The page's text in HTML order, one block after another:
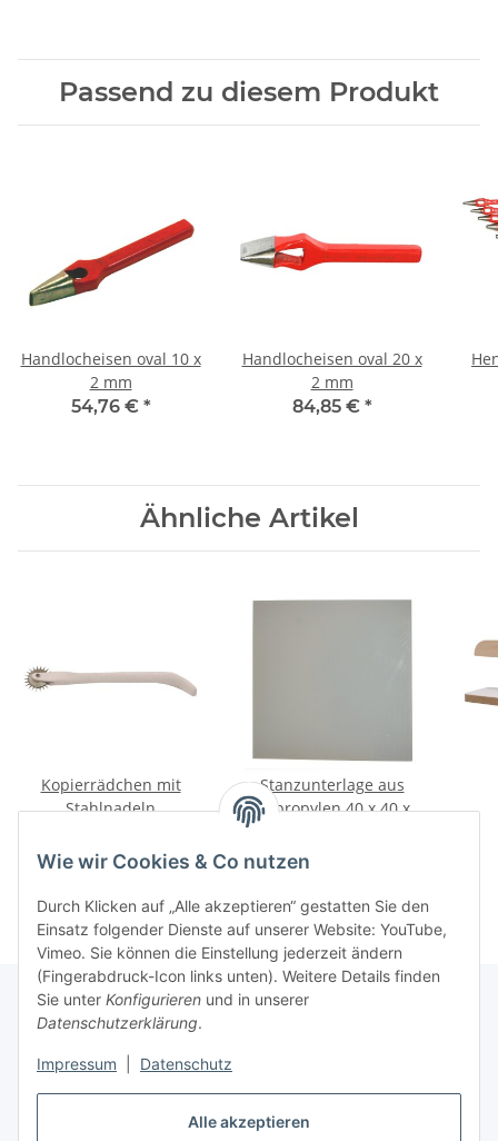
Alle akzeptieren
Wie wir Cookies & Co nutzen
Durch Klicken auf „Alle akzeptieren“ gestatten Sie den
Einsatz folgender Dienste auf unserer Website: YouTube,
Vimeo. Sie können die Einstellung jederzeit ändern
(Fingerabdruck-Icon links unten). Weitere Details finden
Sie unter Konfigurieren und in unserer
Datenschutzerklärung.
Impressum Datenschutz
Passend zu diesem Produkt
Handlocheisen oval 10 x
2 mm
54,76 € *
Handlocheisen oval 20 x
2 mm
84,85 € *
Ähnliche Artikel
Kopierrädchen mit
Stahlnadeln
Stanzunterlage aus
Polypropylen 40 x 40 x1